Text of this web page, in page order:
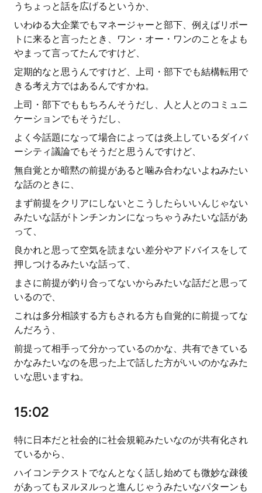
うちょっと話を広げるというか、
いわゆる大企業でもマネージャーと部下、例えばリポー
トに来ると言ったとき、ワン・オー・ワンのことをよも
やまって言ってたんですけど、
定期的なと思うんですけど、上司・部下でも結構転用で
きる考え方ではあるんですかね。
上司・部下でももちろんそうだし、人と人とのコミュニ
ケーションでもそうだし、
よく今話題になって場合によっては炎上しているダイバ
ーシティ議論でもそうだと思うんですけど、
無自覚とか暗黙の前提があると噛み合わないよねみたい
な話のときに、
まず前提をクリアにしないとこうしたらいいんじゃない
みたいな話がトンチンカンになっちゃうみたいな話があ
って、
良かれと思って空気を読まない差分やアドバイスをして
押しつけるみたいな話って、
まさに前提が釣り合ってないからみたいな話だと思って
いるので、
これは多分相談する方もされる方も自覚的に前提ってな
んだろう、
前提って相手って分かっているのかな、共有できている
かなみたいなのを思った上で話した方がいいのかなみた
いな思いますね。
15:02
特に日本だと社会的に社会規範みたいなのが共有化され
ているから、
ハイコンテクストでなんとなく話し始めても微妙な疎後
があってもヌルヌルっと進んじゃうみたいなパターンも